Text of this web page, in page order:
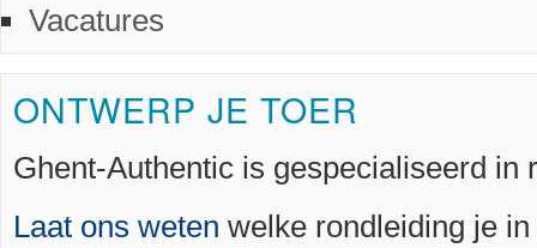
Vacatures
ONTWERP JE TOER
Ghent-Authentic is gespecialiseerd in
Laat ons weten welke rondleiding je